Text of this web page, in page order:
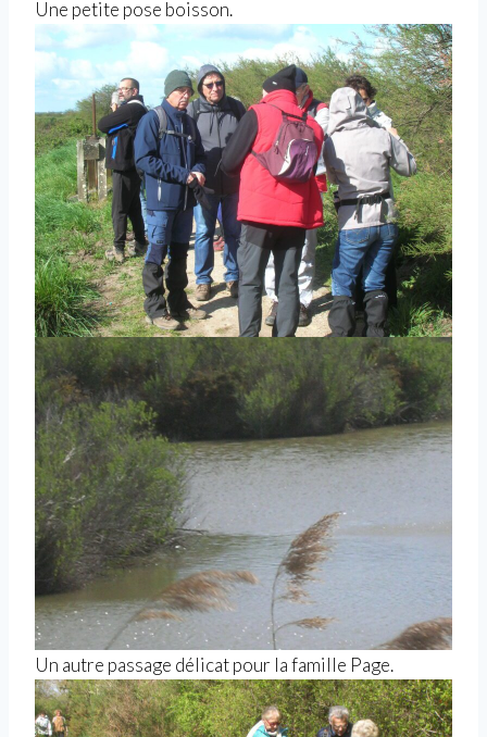
Une petite pose boisson.
Un autre passage délicat pour la famille Page.